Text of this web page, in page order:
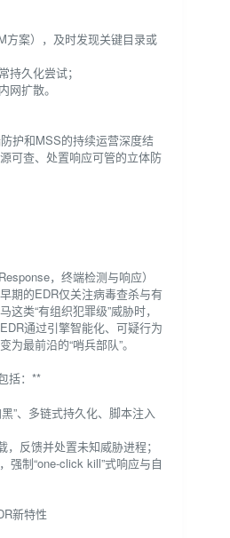
方案），及时发现关键目录或
久化尝试；
网扩散。
护和MSS的持续运营深度结
可查、处置响应可管的立体防
，终端检测与响应）
期的EDR仅关注病毒查杀与有
类“有组织犯罪级”威胁时，
通过引擎智能化、可疑行为
最前沿的“哨兵部队”。
括：**
”、多链式持久化、脚本注入
反馈并处置未知威胁进程；
强制“one-click kill”式响应与自
新特性